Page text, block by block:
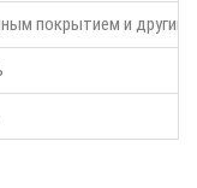
покрытием и